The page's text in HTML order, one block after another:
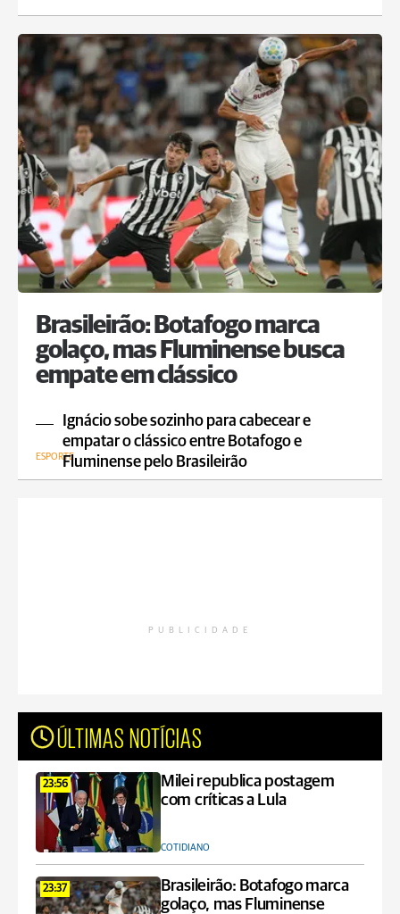
Brasileirão: Botafogo marca
golaço, mas Fluminense busca
empate em clássico
Ignácio sobe sozinho para cabecear e
empatar o clássico entre Botafogo e
Fluminense pelo Brasileirão
ESPORTE
PUBLICIDADE
ÚLTIMAS NOTÍCIAS
23:56
Milei republica postagem
com críticas a Lula
COTIDIANO
23:37
Brasileirão: Botafogo marca
golaço, mas Fluminense